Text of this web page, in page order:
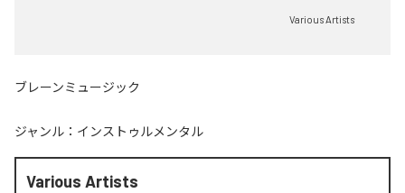
Various Artists
ブレーンミュージック
ジャンル： インストゥルメンタル
Various Artists